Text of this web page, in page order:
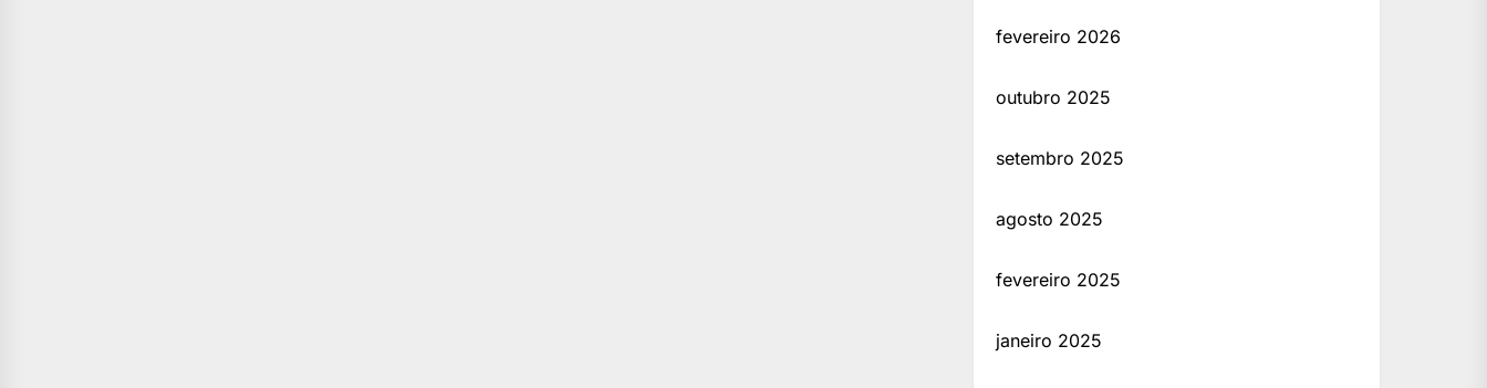
fevereiro 2026
outubro 2025
setembro 2025
agosto 2025
fevereiro 2025
janeiro 2025